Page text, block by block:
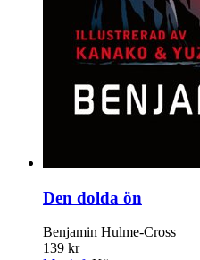
Den dolda ön
Benjamin Hulme-Cross
139 kr